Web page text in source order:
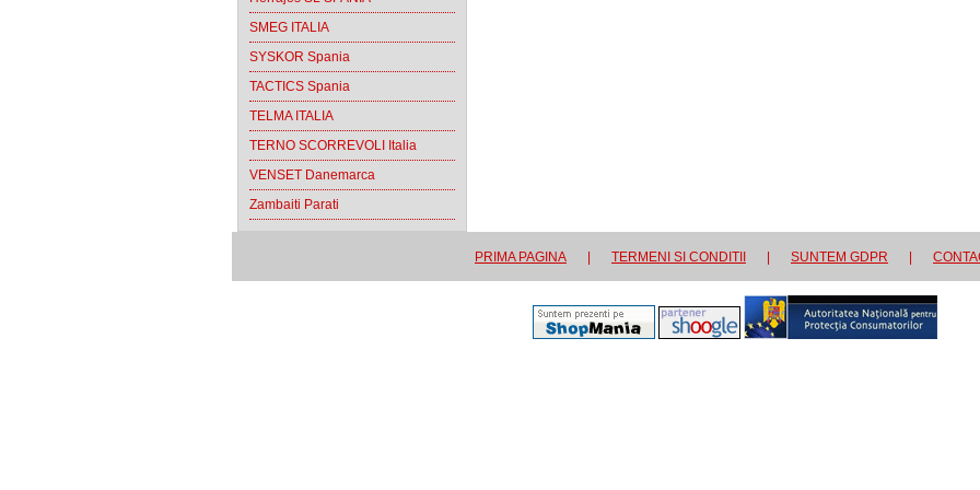
SMEG ITALIA
SYSKOR Spania
TACTICS Spania
TELMA ITALIA
TERNO SCORREVOLI Italia
VENSET Danemarca
Zambaiti Parati
PRIMA PAGINA TERMENI SI CONDITII SUNTEM GDPR